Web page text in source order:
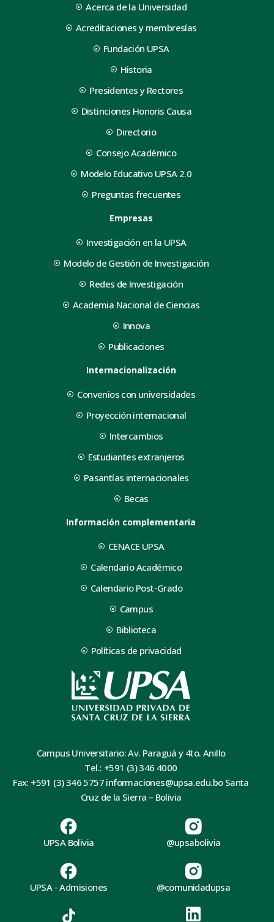
Acerca de la Universidad
Acreditaciones y membresías
Fundación UPSA
Historia
Presidentes y Rectores
Distinciones Honoris Causa
Directorio
Consejo Académico
Modelo Educativo UPSA 2.0
Preguntas frecuentes
Empresas
Investigación en la UPSA
Modelo de Gestión de Investigación
Redes de Investigación
Academia Nacional de Ciencias
Innova
Publicaciones
Internacionalización
Convenios con universidades
Proyección internacional
Intercambios
Estudiantes extranjeros
Pasantías internacionales
Becas
Información complementaria
CENACE UPSA
Calendario Académico
Calendario Post-Grado
Campus
Biblioteca
Políticas de privacidad
Campus Universitario: Av. Paraguá y 4to. Anillo
Tel.: +591 (3) 346 4000
Fax: +591 (3) 346 5757 informaciones@upsa.edu.bo Santa
Cruz de la Sierra – Bolivia
UPSA Bolivia
UPSA - Admisiones
@upsabolivia
@comunidadupsa